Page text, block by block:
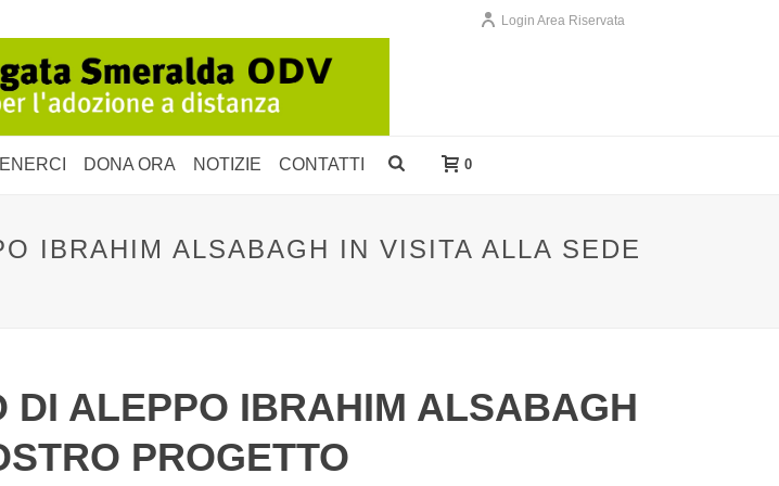
Login Area Riservata
DONA ORA NOTIZIE CONTATTI 0
IBRAHIM ALSABAGH IN VISITA ALLA SEDE
DI ALEPPO IBRAHIM ALSABAGH
PROGETTO